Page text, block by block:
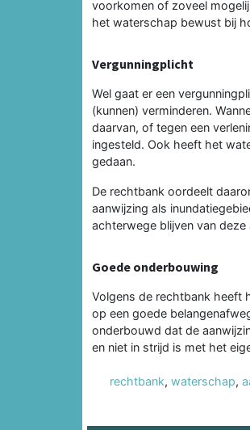
voorkomen of zoveel
het waterschap bewust bij
Vergunningplicht
Wel gaat er een
(kunnen) verminderen.
daarvan, of tegen een
ingesteld. Ook heeft het
gedaan.
De rechtbank oordeelt
aanwijzing als
achterwege blijven van deze
Goede onderbouwing
Volgens de rechtbank heeft
op een goede
onderbouwd dat de
en niet in strijd is met het
rechtbank, waterschap,